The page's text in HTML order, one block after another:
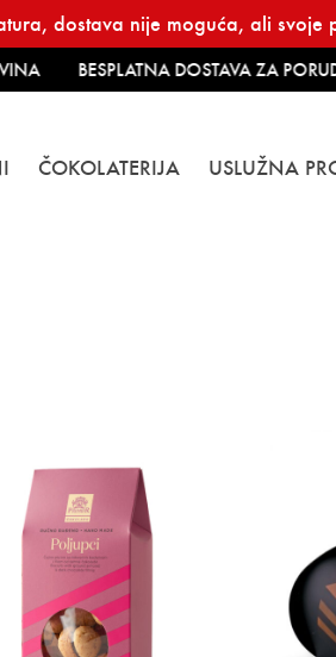
dostava nije moguća, ali
BESPLATNA DOSTAVA ZA
ČOKOLATERIJA USLUŽNA